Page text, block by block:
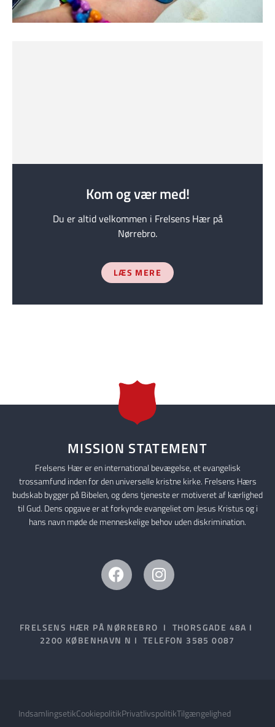
Kom og vær med!
Du er altid velkommen i Frelsens Hær på
Nørrebro.
LÆS MERE
MISSION STATEMENT
Frelsens Hær er en international bevægelse, et evangelisk
trossamfund inden for den universelle kristne kirke. Frelsens Hærs
budskab bygger på Bibelen, og dens tjeneste er motiveret af kærlighed
til Gud. Dens opgave er at forkynde evangeliet om Jesus Kristus og i
hans navn møde de menneskelige behov uden diskrimination.
FRELSENS HÆR PÅ NØRREBRO I THORSGADE 48A I
2200 KØBENHAVN N I TELEFON 3585 0087
IndsamlingsetikCookiepolitikPrivatlivspolitikTilgængelighed